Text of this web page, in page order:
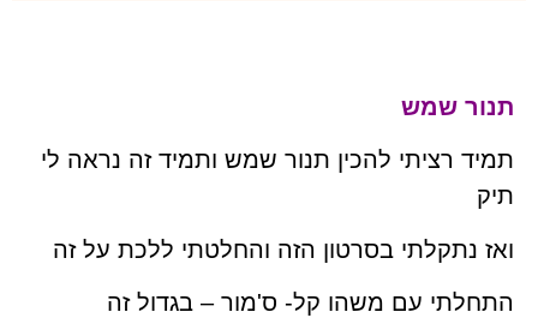
תנור שמש
תמיד רציתי להכין תנור שמש ותמיד זה נראה לי
תיק
ואז נתקלתי בסרטון הזה והחלטתי ללכת על זה
התחלתי עם משהו קל- ס'מור – בגדול זה